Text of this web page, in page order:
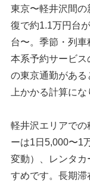
東京〜軽井沢間
復で約1.1万円台
台〜。季節・列
本系予約サービス
の東京通勤があ
上かかる計算にな
軽井沢エリアでの
ーは1日5,000〜1
変動）、レンタ
すめです。長期滞